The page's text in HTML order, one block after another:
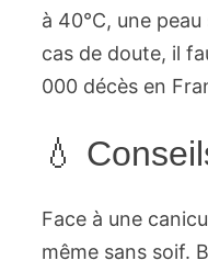
à 40°C, une
cas de doute, il
000 décès en
💧
Face à une
même sans soif.